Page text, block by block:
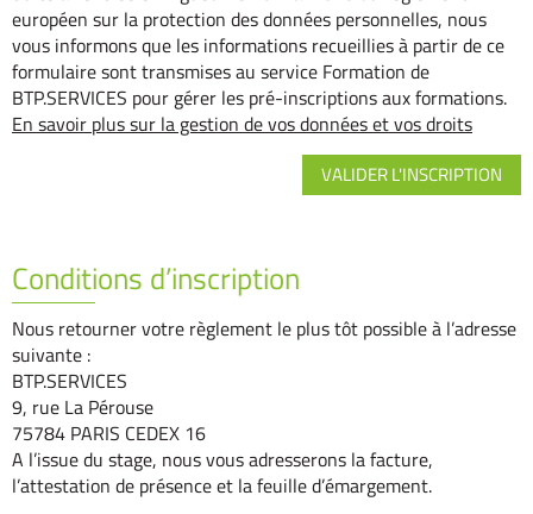
européen sur la protection des données personnelles, nous
vous informons que les informations recueillies à partir de ce
formulaire sont transmises au service Formation de
BTP.SERVICES pour gérer les pré-inscriptions aux formations.
En savoir plus sur la gestion de vos données et vos droits
Conditions d’inscription
Nous retourner votre règlement le plus tôt possible à l’adresse
suivante :
BTP.SERVICES
9, rue La Pérouse
75784 PARIS CEDEX 16
A l’issue du stage, nous vous adresserons la facture,
l’attestation de présence et la feuille d’émargement.